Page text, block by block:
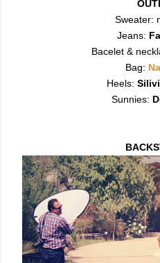
Sweater:
Jeans:
Bacelet &
Bag:
Heels:
Sunnies: